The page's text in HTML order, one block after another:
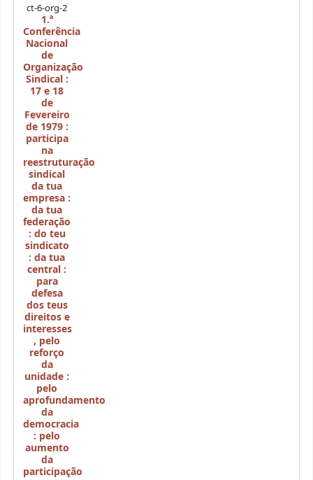
ct-6-org-2
1.ª
Conferência
Nacional
de
Organização
Sindical :
17 e 18
de
Fevereiro
de 1979 :
participa
na
reestruturação
sindical
da tua
empresa :
da tua
federação
: do teu
sindicato
: da tua
central :
para
defesa
dos teus
direitos e
interesses
, pelo
reforço
da
unidade :
pelo
aprofundamento
da
democracia
: pelo
aumento
da
participação